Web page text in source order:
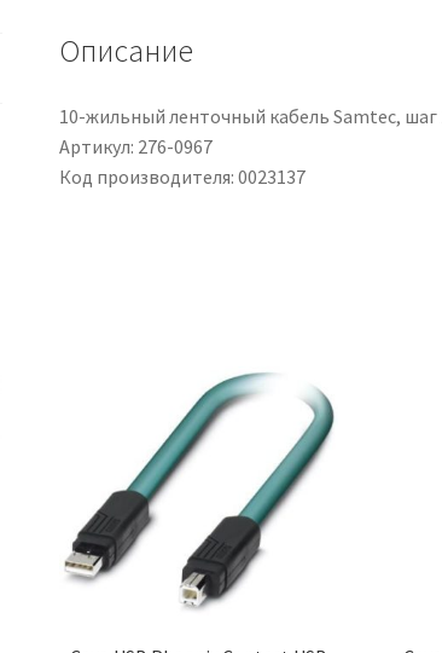
mm²,
L.
Описание
10-жильный ленточный кабель Samtec, шаг
Артикул: 276-0967
Код производителя: 0023137